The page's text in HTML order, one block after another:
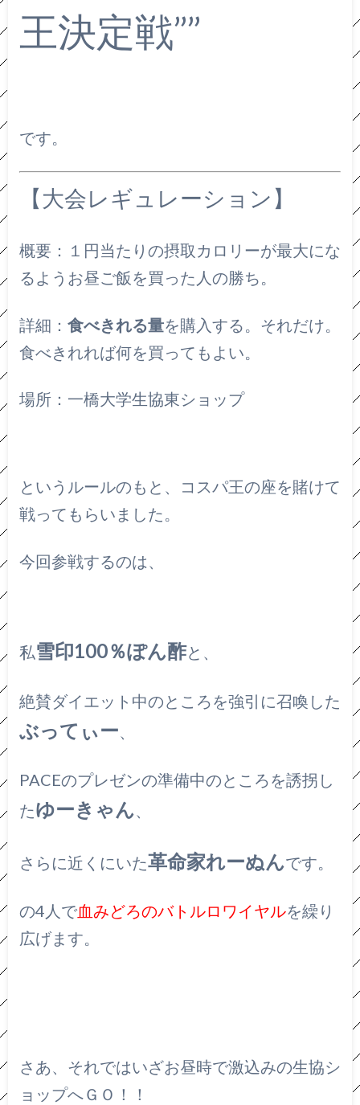
王決定戦””
です。
【大会レギュレーション】
概要：１円当たりの摂取カロリーが最大にな
るようお昼ご飯を買った人の勝ち。
詳細： 食べきれる量を購入する。それだけ。
食べきれれば何を買ってもよい。
場所：一橋大学生協東ショップ
というルールのもと、コスパ王の座を賭けて
戦ってもらいました。
今回参戦するのは、
私雪印100％ぽん酢と、
絶賛ダイエット中のところを強引に召喚した
ぶってぃー
PACEのプレゼンの準備中のところを誘拐し
たゆーきゃん、
さらに近くにいた革命家れーぬんです。
の4人で血みどろのバトルロワイヤルを繰り
広げます。
さあ、それではいざお昼時で激込みの生協シ
ョップへＧＯ！！